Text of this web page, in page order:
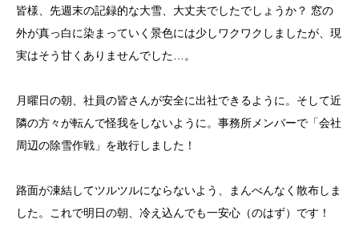
皆様、先週末の記録的な大雪、大丈夫でしたでしょうか？ 窓の
外が真っ白に染まっていく景色には少しワクワクしましたが、現
実はそう甘くありませんでした…。
月曜日の朝、社員の皆さんが安全に出社できるように。そして近
隣の方々が転んで怪我をしないように。事務所メンバーで「会社
周辺の除雪作戦」を敢行しました！
路面が凍結してツルツルにならないよう、まんべんなく散布しま
した。これで明日の朝、冷え込んでも一安心（のはず）です！